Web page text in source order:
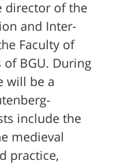
director of the
and Inter-
Faculty of
of BGU. During
will be a
include the
medieval
practice,